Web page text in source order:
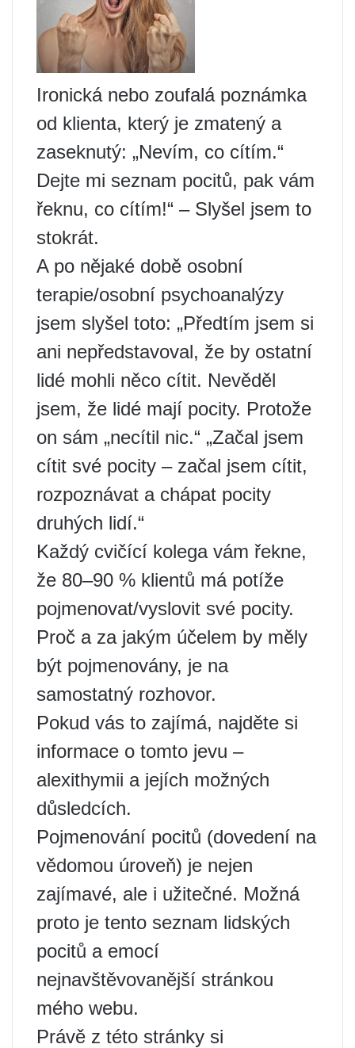
Ironická nebo zoufalá poznámka
od klienta, který je zmatený a
zaseknutý: „Nevím, co cítím.“
Dejte mi seznam pocitů, pak vám
řeknu, co cítím!“ – Slyšel jsem to
stokrát.
A po nějaké době osobní
terapie/osobní psychoanalýzy
jsem slyšel toto: „Předtím jsem si
ani nepředstavoval, že by ostatní
lidé mohli něco cítit. Nevěděl
jsem, že lidé mají pocity. Protože
on sám „necítil nic.“ „Začal jsem
cítit své pocity – začal jsem cítit,
rozpoznávat a chápat pocity
druhých lidí.“
Každý cvičící kolega vám řekne,
že 80–90 % klientů má potíže
pojmenovat/vyslovit své pocity.
Proč a za jakým účelem by měly
být pojmenovány, je na
samostatný rozhovor.
Pokud vás to zajímá, najděte si
informace o tomto jevu –
alexithymii a jejích možných
důsledcích.
Pojmenování pocitů (dovedení na
vědomou úroveň) je nejen
zajímavé, ale i užitečné. Možná
proto je tento seznam lidských
pocitů a emocí
nejnavštěvovanější stránkou
mého webu.
Právě z této stránky si